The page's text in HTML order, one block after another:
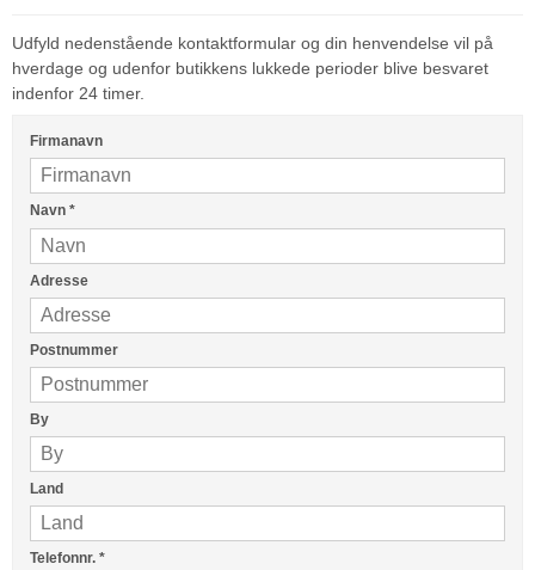
Udfyld nedenstående kontaktformular og din henvendelse vil på
hverdage og udenfor butikkens lukkede perioder blive besvaret
indenfor 24 timer.
Firmanavn
Navn *
Adresse
Postnummer
By
Land
Telefonnr. *